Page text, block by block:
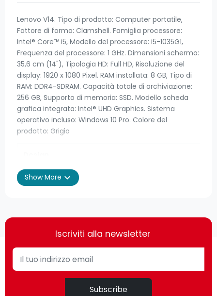
Lenovo V14. Tipo di prodotto: Computer portatile,
Fattore di forma: Clamshell. Famiglia processore:
Intel® Core™ i5, Modello del processore: i5-1035G1,
Frequenza del processore: 1 GHz. Dimensioni schermo:
35,6 cm (14"), Tipologia HD: Full HD, Risoluzione del
display: 1920 x 1080 Pixel. RAM installata: 8 GB, Tipo di
RAM: DDR4-SDRAM. Capacità totale di archiviazione:
256 GB, Supporto di memoria: SSD. Modello scheda
grafica integrata: Intel® UHD Graphics. Sistema
operativo incluso: Windows 10 Pro. Colore del
prodotto: Grigio
Tipo di prodotto
Fattore di forma Clamshell
Materiale della
ABS sintetico, Policarbonato
Show More expand_more
Iscriviti alla newsletter
Subscribe